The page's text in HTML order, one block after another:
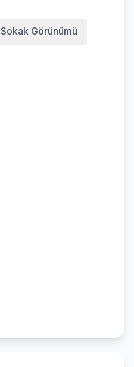
Sokak Görünümü